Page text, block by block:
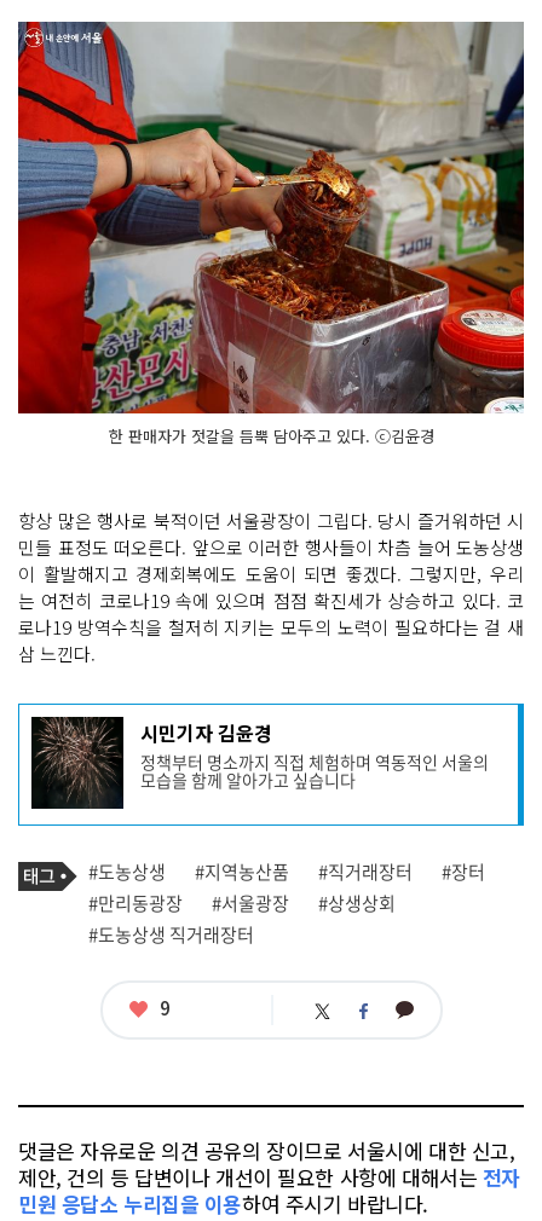
한 판매자가 젓갈을 듬뿍 담아주고 있다. ⓒ김윤경
항상 많은 행사로 북적이던 서울광장이 그립다. 당시 즐거워하던 시
민들 표정도 떠오른다. 앞으로 이러한 행사들이 차츰 늘어 도농상생
이 활발해지고 경제회복에도 도움이 되면 좋겠다. 그렇지만, 우리
는 여전히 코로나19 속에 있으며 점점 확진세가 상승하고 있다. 코
로나19 방역수칙을 철저히 지키는 모두의 노력이 필요하다는 걸 새
삼 느낀다.
기
사
작
성
자
프
필
시민기자 김윤경
정책부터 명소까지 직접 체험하며 역동적인 서울의
모습을 함께 알아가고 싶습니다
기
사
관
련
태
태
그
#도농상생 #지역농산품 #직거래장터
#장터
#만리동광장
#서울광장
#상생상회
#도농상생 직거래장터
좋
9 트 페 카
댓글은 자유로운 의견 공유의 장이므로 서울시에 대한 신고,
제안, 건의 등 답변이나 개선이 필요한 사항에 대해서는 전자
민원 응답소 누리집을 이용하여 주시기 바랍니다.